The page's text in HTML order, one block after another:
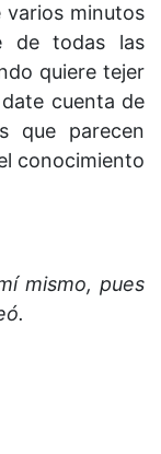
minutos
de todas las
quiere tejer
cuenta de
que parecen
conocimiento
mismo, pues